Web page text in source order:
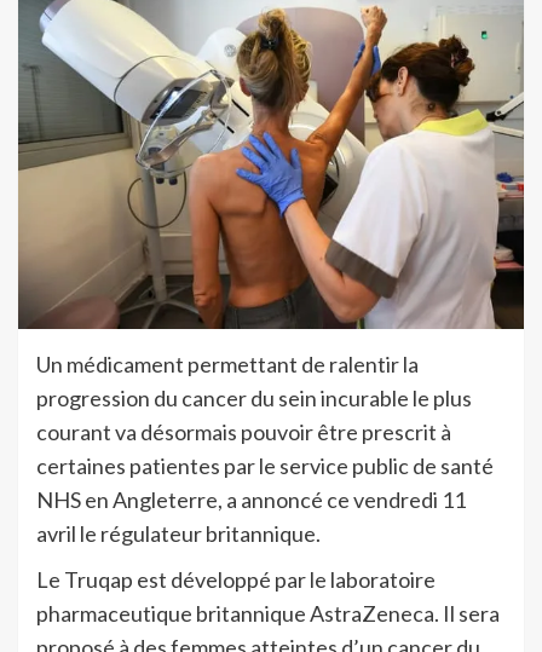
Un médicament permettant de ralentir la
progression du cancer du sein incurable le plus
courant va désormais pouvoir être prescrit à
certaines patientes par le service public de santé
NHS en Angleterre, a annoncé ce vendredi 11
avril le régulateur britannique.
Le Truqap est développé par le laboratoire
pharmaceutique britannique AstraZeneca. Il sera